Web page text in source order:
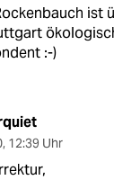
ist
:-)
, 12:39 Uhr